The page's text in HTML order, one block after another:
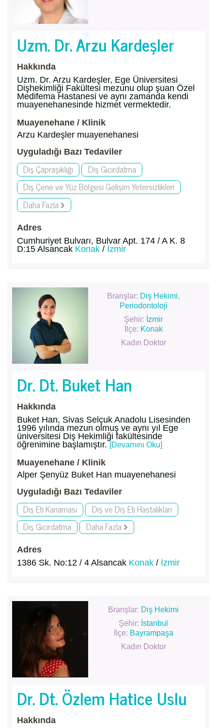
Uzm. Dr. Arzu Kardeşler
Hakkında
Uzm. Dr. Arzu Kardeşler, Ege Üniversitesi
Dişhekimliği Fakültesi mezunu olup şuan Özel
Medifema Hastanesi ve aynı zamanda kendi
muayenehanesinde hizmet vermektedir.
Muayenehane / Klinik
Arzu Kardeşler muayenehanesi
Uyguladığı Bazı Tedaviler
Diş Çapraşıklığı
Diş Gıcırdatma
Diş Çene ve Yüz Bölgesi Gelişim Yetersizlikleri
Daha Fazla
Adres
Cumhuriyet Bulvarı, Bulvar Apt. 174 / A K. 8
D:15 Alsancak Konak / İzmir
Branşlar: Diş Hekimi,
Periodontoloji
Şehir: İzmir
İlçe: Konak
Kadın Doktor
Dr. Dt. Buket Han
Hakkında
Buket Han, Sivas Selçuk Anadolu Lisesinden
1996 yılında mezun olmuş ve aynı yıl Ege
üniversitesi Diş Hekimliği fakültesinde
öğrenimine başlamıştır.[Devamını Oku]
Muayenehane / Klinik
Alper Şenyüz Buket Han muayenehanesi
Uyguladığı Bazı Tedaviler
Diş Eti Kanaması
Diş ve Diş Eti Hastalıkları
Diş Gıcırdatma
Daha Fazla
Adres
1386 Sk. No:12 / 4 Alsancak Konak / İzmir
Branşlar: Diş Hekimi
Şehir: İstanbul
İlçe: Bayrampaşa
Kadın Doktor
Dr. Dt. Özlem Hatice Uslu
Hakkında